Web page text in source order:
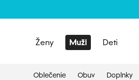
Ženy Muži
Oblečenie Obuv Doplnky
Deti